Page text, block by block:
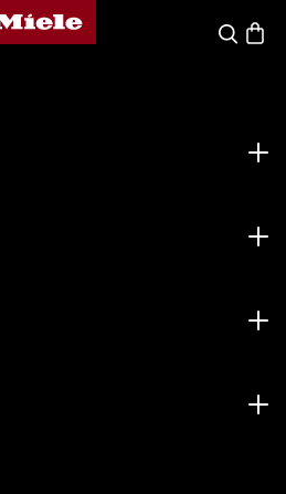
σελίδα της Miele